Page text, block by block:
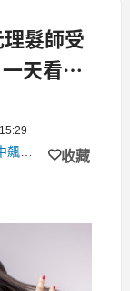
髮師受
天看盤
控 ,阿水一式
收藏